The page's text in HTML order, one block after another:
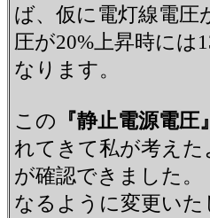
ば、仮に電灯線電
圧が20%上昇時には
なります。
この 『静止電源電圧』
れてきて私が考えた
が確認できました
なるように変更い